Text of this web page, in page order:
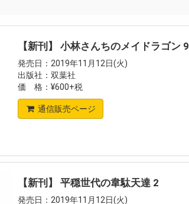
【新刊】 小林さんちのメイドラゴン 9
発売日：2019年11月12日(火)
出版社：双葉社
価 格：¥600+税
通信販売ページ
【新刊】 平穏世代の韋駄天達 2
発売日：2019年11月12日(火)